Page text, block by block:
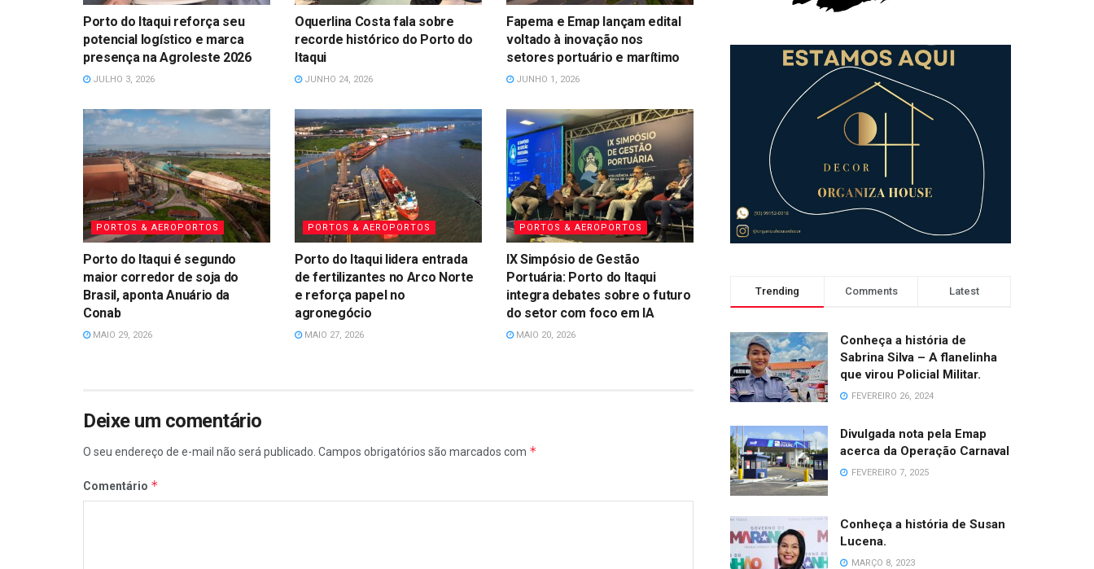
Porto do Itaqui reforça seu
potencial logístico e marca
presença na Agroleste 2026
JULHO 3, 2026
Oquerlina Costa fala sobre
recorde histórico do Porto do
Itaqui
JUNHO 24, 2026
Fapema e Emap lançam edital
voltado à inovação nos
setores portuário e marítimo
JUNHO 1, 2026
PORTOS & AEROPORTOS
Porto do Itaqui é segundo
maior corredor de soja do
Brasil, aponta Anuário da
Conab
MAIO 29, 2026
PORTOS & AEROPORTOS
Porto do Itaqui lidera entrada
de fertilizantes no Arco Norte
e reforça papel no
agronegócio
MAIO 27, 2026
PORTOS & AEROPORTOS
IX Simpósio de Gestão
Portuária: Porto do Itaqui
integra debates sobre o futuro
do setor com foco em IA
MAIO 20, 2026
Deixe um comentário
O seu endereço de e-mail não será publicado. Campos obrigatórios são marcados com *
Comentário *
Trending Comments Latest
Conheça a história de
Sabrina Silva – A flanelinha
que virou Policial Militar.
FEVEREIRO 26, 2024
Divulgada nota pela Emap
acerca da Operação Carnaval
FEVEREIRO 7, 2025
Conheça a história de Susan
Lucena.
MARÇO 8, 2023